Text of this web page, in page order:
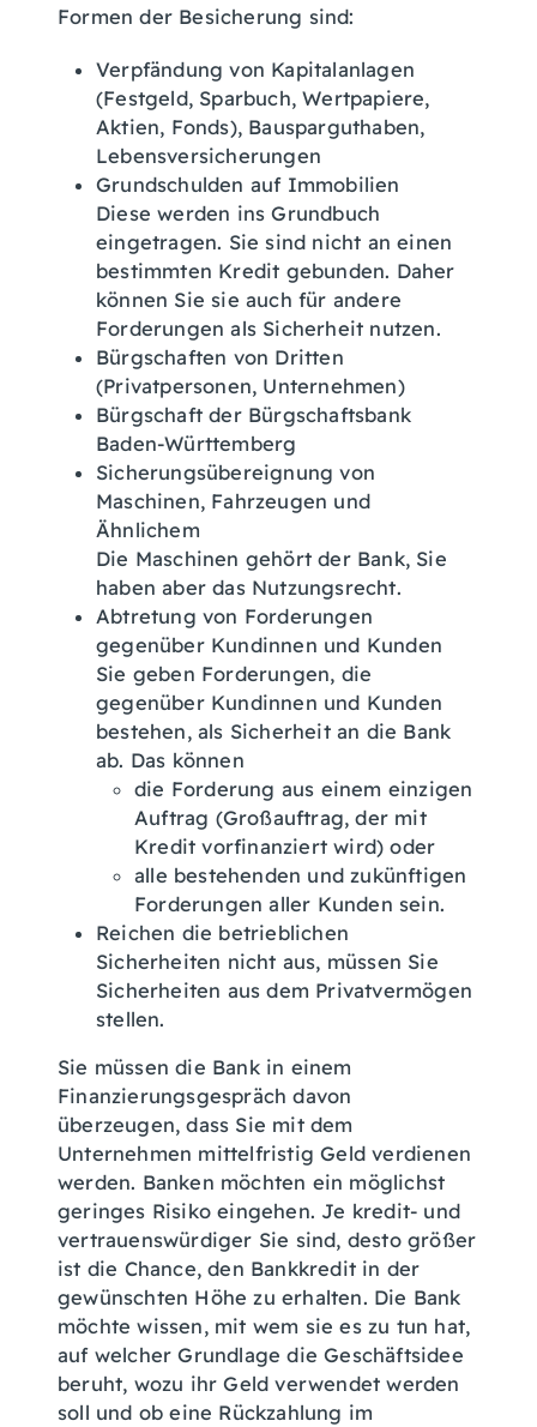
Formen der Besicherung sind:
Verpfändung von Kapitalanlagen
(Festgeld, Sparbuch, Wertpapiere,
Aktien, Fonds), Bausparguthaben,
Lebensversicherungen
Grundschulden auf Immobilien
Diese werden ins Grundbuch
eingetragen. Sie sind nicht an einen
bestimmten Kredit gebunden. Daher
können Sie sie auch für andere
Forderungen als Sicherheit nutzen.
Bürgschaften von Dritten
(Privatpersonen, Unternehmen)
Bürgschaft der Bürgschaftsbank
Baden-Württemberg
Sicherungsübereignung von
Maschinen, Fahrzeugen und
Ähnlichem
Die Maschinen gehört der Bank, Sie
haben aber das Nutzungsrecht.
Abtretung von Forderungen
gegenüber Kundinnen und Kunden
Sie geben Forderungen, die
gegenüber Kundinnen und Kunden
bestehen, als Sicherheit an die Bank
ab. Das können
die Forderung aus einem einzigen
Auftrag (Großauftrag, der mit
Kredit vorfinanziert wird) oder
alle bestehenden und zukünftigen
Forderungen aller Kunden sein.
Reichen die betrieblichen
Sicherheiten nicht aus, müssen Sie
Sicherheiten aus dem Privatvermögen
stellen.
Sie müssen die Bank in einem
Finanzierungsgespräch davon
überzeugen, dass Sie mit dem
Unternehmen mittelfristig Geld verdienen
werden. Banken möchten ein möglichst
geringes Risiko eingehen. Je kredit- und
vertrauenswürdiger Sie sind, desto größer
ist die Chance, den Bankkredit in der
gewünschten Höhe zu erhalten. Die Bank
möchte wissen, mit wem sie es zu tun hat,
auf welcher Grundlage die Geschäftsidee
beruht, wozu ihr Geld verwendet werden
soll und ob eine Rückzahlung im